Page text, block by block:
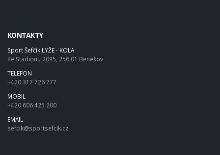
KONTAKTY
Sport Šefčík LYŽE - KOLA
Ke Stadionu 2095, 256 01 Benešov
TELEFON
+420 317 726 777
MOBIL
+420 606 425 200
EMAIL
sefcik@sportsefcik.cz